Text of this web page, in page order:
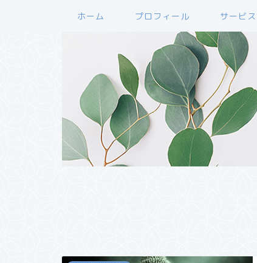
ホーム プロフィール サービス